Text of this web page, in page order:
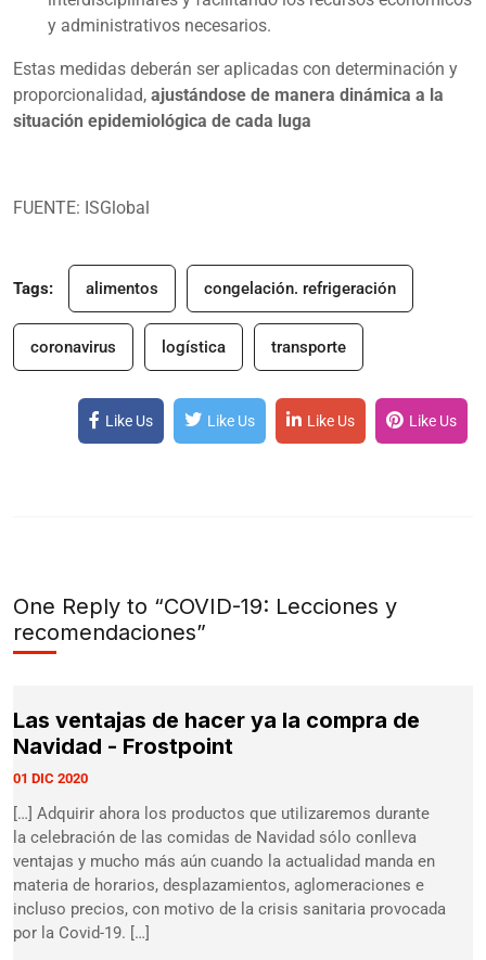
y administrativos necesarios.
Estas medidas deberán ser aplicadas con determinación y
proporcionalidad, ajustándose de manera dinámica a la
situación epidemiológica de cada luga
FUENTE: ISGlobal
Tags: alimentos congelación. refrigeración
coronavirus logística transporte
Like Us Like Us Like Us Like Us
One Reply to “COVID-19: Lecciones y
recomendaciones”
Las ventajas de hacer ya la compra de
Navidad - Frostpoint
01 DIC 2020
[…] Adquirir ahora los productos que utilizaremos durante
la celebración de las comidas de Navidad sólo conlleva
ventajas y mucho más aún cuando la actualidad manda en
materia de horarios, desplazamientos, aglomeraciones e
incluso precios, con motivo de la crisis sanitaria provocada
por la Covid-19. […]